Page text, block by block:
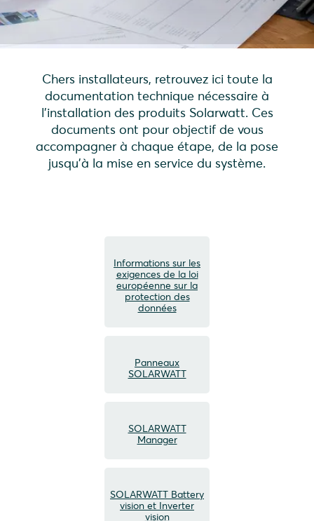
Chers installateurs, retrouvez ici toute la
documentation technique nécessaire à
l’installation des produits Solarwatt. Ces
documents ont pour objectif de vous
accompagner à chaque étape, de la pose
jusqu’à la mise en service du système.
Informations sur les
exigences de la loi
européenne sur la
protection des
données
Panneaux
SOLARWATT
SOLARWATT
Manager
SOLARWATT Battery
vision et Inverter
vision